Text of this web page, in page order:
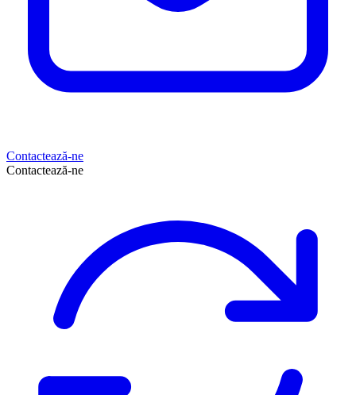
Contactează-ne
Contactează-ne